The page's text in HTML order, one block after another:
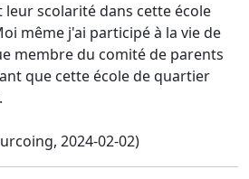
scolarité dans cette école
même j'ai participé à la vie de
membre du comité de parents
que cette école de quartier
2024-02-02)